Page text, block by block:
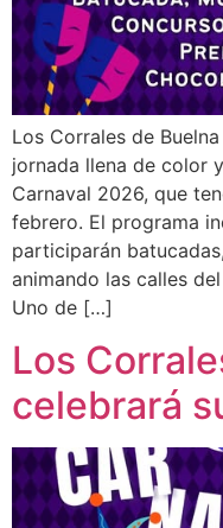
Los Corrales de
jornada llena de color
Carnaval 2026, que
febrero. El programa
participarán
animando las calles
Uno de […]
Los
celebrará